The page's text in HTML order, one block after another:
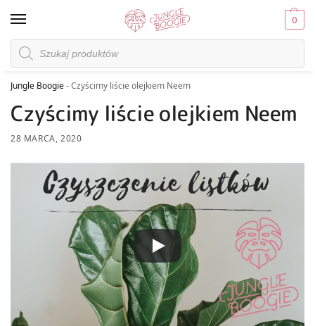
0
Jungle Boogie-Czyścimy liście olejkiem Neem
Czyścimy liście olejkiem Neem
28 MARCA, 2020